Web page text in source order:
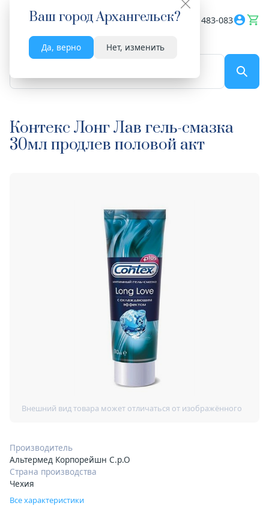
Ваш городАрхангельск?
Да, верно Нет, изменить
Весь сайт 8182 483-083
Контекс Лонг Лав гель-смазка
30мл продлев половой акт
Производитель
Альтермед Корпорейшн С.р.О
Страна производства
Чехия
Все характеристики